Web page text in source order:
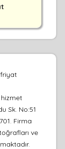
Sk. No:51
Firma
ve